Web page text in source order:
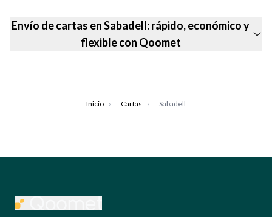
Envío de cartas en Sabadell: rápido, económico y
flexible con Qoomet
Inicio › Cartas › Sabadell